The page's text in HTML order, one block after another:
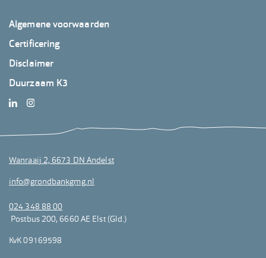
Footer
GrondbankGMG
3
Algemene voorwaarden
Certificering
Disclaimer
Duurzaam K3
Wanraaij 2, 6673 DN Andelst
info@grondbankgmg.nl
024 348 88 00
Postbus 200, 6660 AE Elst (Gld.)
KvK 09169598